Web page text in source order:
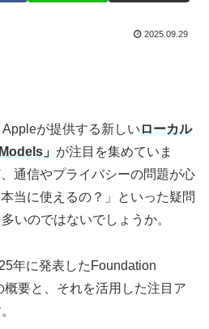
2025.09.29
が提供する新しい ローカル
」 が注目を集めていま
通信やプライバシーの問題が心
当に使えるの？」といった疑問
いのではないでしょうか。
年に発表したFoundation
要と、それを活用した注目ア